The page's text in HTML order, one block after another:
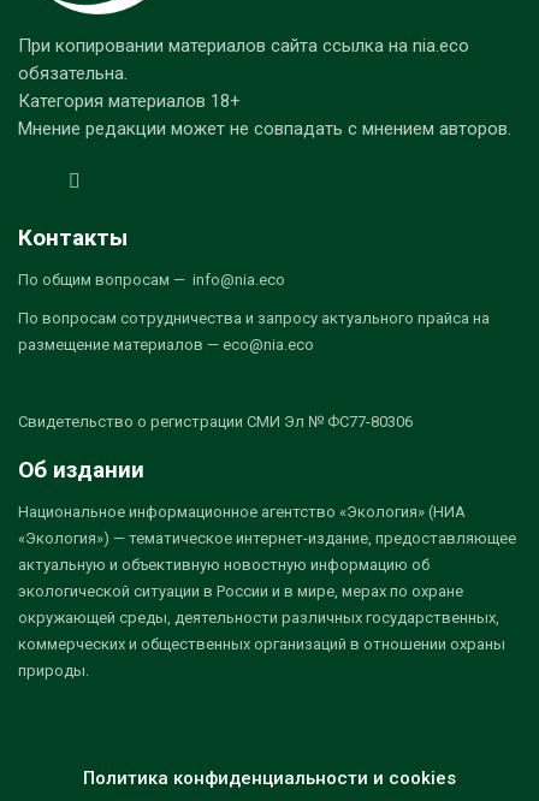
При копировании материалов сайта ссылка на nia.eco
обязательна.
Категория материалов 18+
Мнение редакции может не совпадать с мнением авторов.
Контакты
По общим вопросам — info@nia.eco
По вопросам сотрудничества и запросу актуального прайса на
размещение материалов — eco@nia.eco
Свидетельство о регистрации СМИ Эл № ФС77-80306
Об издании
Национальное информационное агентство «Экология» (НИА
«Экология») — тематическое интернет-издание, предоставляющее
актуальную и объективную новостную информацию об
экологической ситуации в России и в мире, мерах по охране
окружающей среды, деятельности различных государственных,
коммерческих и общественных организаций в отношении охраны
природы.
Политика конфиденциальности и cookies